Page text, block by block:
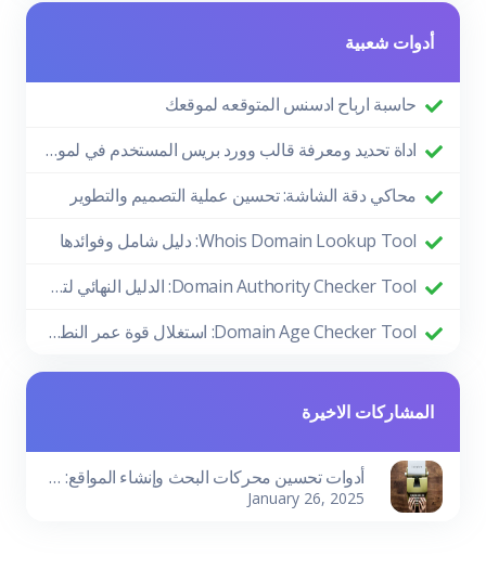
أدوات شعبية
حاسبة ارباح ادسنس المتوقعه لموقعك
اداة تحديد ومعرفة قالب وورد بريس المستخدم في لموقع
محاكي دقة الشاشة: تحسين عملية التصميم والتطوير
Whois Domain Lookup Tool: دليل شامل وفوائدها
Domain Authority Checker Tool: الدليل النهائي لتعزيز أداء موقعك في تحسين محركات البحث
Domain Age Checker Tool: استغلال قوة عمر النطاق لتحقيق نجاح SEO
المشاركات الاخيرة
أدوات تحسين محركات البحث وإنشاء المواقع: دليلك لتحقيق النجاح الرقمي
January 26, 2025